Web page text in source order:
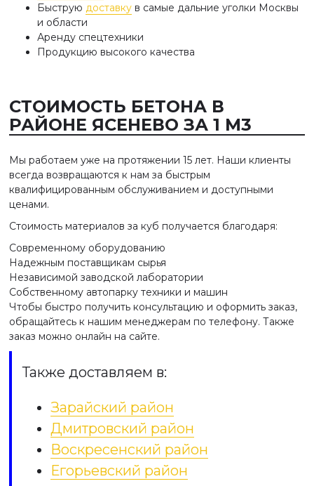
Быструю доставку в самые дальние уголки Москвы
и области
Аренду спецтехники
Продукцию высокого качества
СТОИМОСТЬ БЕТОНА В
РАЙОНЕ ЯСЕНЕВО ЗА 1 М3
Мы работаем уже на протяжении 15 лет. Наши клиенты
всегда возвращаются к нам за быстрым
квалифицированным обслуживанием и доступными
ценами.
Стоимость материалов за куб получается благодаря:
Современному оборудованию
Надежным поставщикам сырья
Независимой заводской лаборатории
Собственному автопарку техники и машин
Чтобы быстро получить консультацию и оформить заказ,
обращайтесь к нашим менеджерам по телефону. Также
заказ можно онлайн на сайте.
Также доставляем в:
Зарайский район
Дмитровский район
Воскресенский район
Егорьевский район